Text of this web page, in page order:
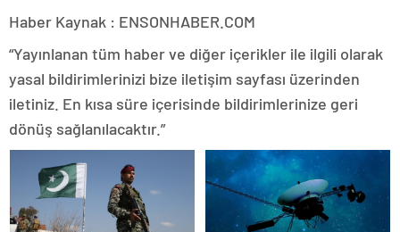
Haber Kaynak : ENSONHABER.COM
“Yayınlanan tüm haber ve diğer içerikler ile ilgili olarak
yasal bildirimlerinizi bize iletişim sayfası üzerinden
iletiniz. En kısa süre içerisinde bildirimlerinize geri
dönüş sağlanılacaktır.”